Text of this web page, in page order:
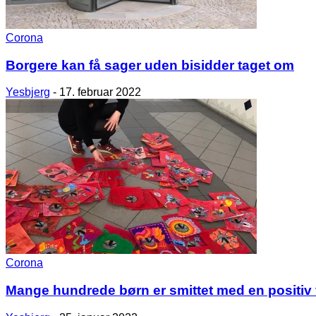
Corona
Borgere kan få sager uden bisidder taget om
Yesbjerg - 17. februar 2022
Corona
Mange hundrede børn er smittet med en positiv